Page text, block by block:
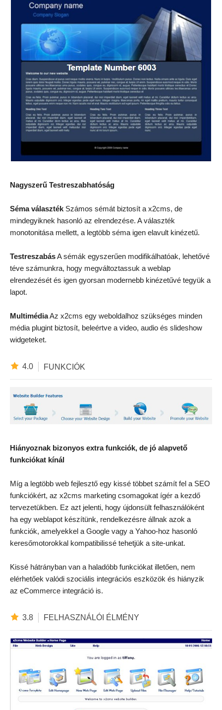
Nagyszerű Testreszabhatóság
Séma választék Számos sémát biztosít a x2cms, de
mindegyiknek hasonló az elrendezése. A választék
monotonitása mellett, a legtöbb séma igen elavult kinézetű.
TestreszabásA sémák egyszerűen modifikálhatóak, lehetővé
téve számunkra, hogy megváltoztassuk a weblap
elrendezését és igen gyorsan modernebb kinézetűvé tegyük a
lapot.
MultimédiaAz x2cms egy weboldalhoz szükséges minden
média plugint biztosít, beleértve a video, audio és slideshow
widgeteket.
4.0 FUNKCIÓK
Hiányoznak bizonyos extra funkciók, de jó alapvető
funkciókat kínál
Míg a legtöbb web fejlesztő egy kissé többet számít fel a SEO
funkciókért, az x2cms marketing csomagokat ígér a kezdő
tervezetükben. Ez azt jelenti, hogy újdonsült felhasználóként
ha egy weblapot készítünk, rendelkezésre állnak azok a
funkciók, amelyekkel a Google vagy a Yahoo-hoz hasonló
keresőmotorokkal kompatibilissé tehetjük a site-unkat.
Kissé hátrányban van a haladóbb funkciókat illetően, nem
elérhetőek valódi szociális integrációs eszközök és hiányzik
az eCommerce integráció is.
3.8 FELHASZNÁLÓI ÉLMÉNY